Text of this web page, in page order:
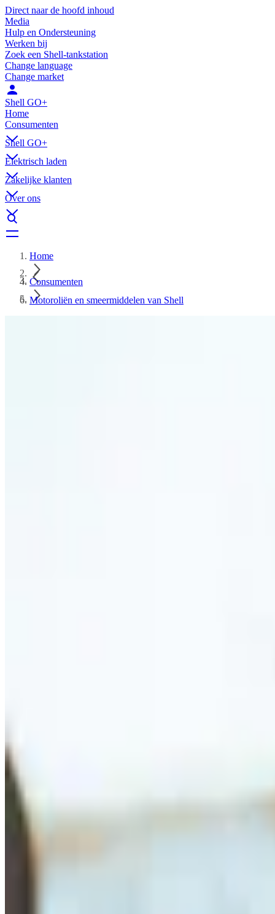
Direct naar de hoofd inhoud
Media
Hulp en Ondersteuning
Werken bij
Zoek een Shell-tankstation
Change language
Change market
Shell GO+
Home
Consumenten
Shell GO+
Elektrisch laden
Zakelijke klanten
Over ons
Home
Consumenten
Motoroliën en smeermiddelen van Shell